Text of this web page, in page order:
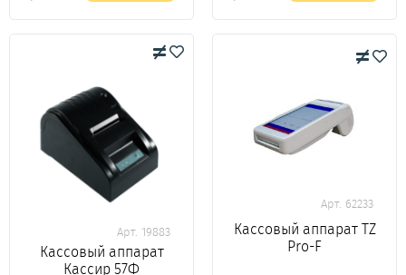
Арт. 19883
Кассовый аппарат
Кассир 57Ф
Арт. 62233
Кассовый аппарат TZ
Pro-F